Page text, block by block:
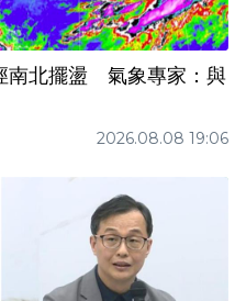
南北擺盪 氣象專家：與
2026.08.08 19:06